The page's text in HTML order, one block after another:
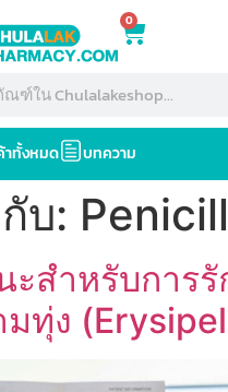
0
ทั้งหมด บทความ
บ:
สำหรับการรั
ทุ่ง